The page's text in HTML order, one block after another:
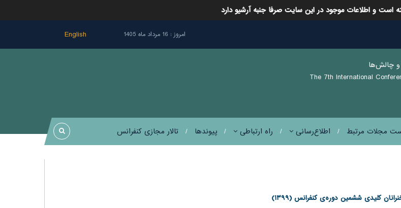
است و اطلاعات موجود در این سایت صرفا جنبه آرشیو دارد
امروز : 16 مرداد ماه 1405 English
و چالش‌ها
The 7th International
مجلات مرتبط اطلاع‌رسانی راه ارتباطی پيوندها تالار مجازی کنفرانس
کلیدی ششمین دوره‌ی کنفرانس (۱۳۹۹)